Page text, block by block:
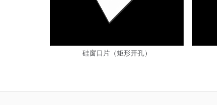
硅窗口片（矩形开孔）